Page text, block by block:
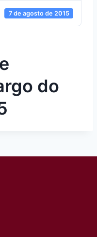
7 de agosto de 2015
do